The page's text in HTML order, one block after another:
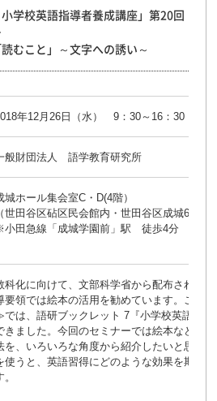
小学校英語指導者養成講座」第20回
むこと」～文字への誘い～
年12月26日（水） 9：30～16：30
般財団法人 語学教育研究所
城ホール集会室C・D(4階）
（世田谷区砧区民会館内・世田谷区成城6－2
小田急線「成城学園前」駅　徒歩4分
科化に向けて、文部科学省から配布された
要領では絵本の活用を勧めています。この
は、語研ブックレット 7『小学校英語 3
きました。今回のセミナーでは絵本などの
を、いろいろな角度から紹介したいと思い
使うと、英語習得にどのような効果を期待
。